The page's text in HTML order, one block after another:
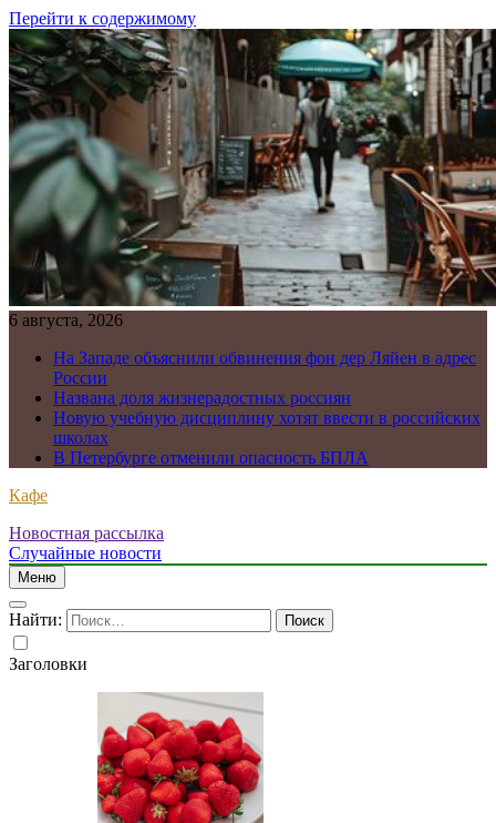
Перейти к содержимому
6 августа, 2026
На Западе объяснили обвинения фон дер Ляйен в адрес
России
Названа доля жизнерадостных россиян
Новую учебную дисциплину хотят ввести в российских
школах
В Петербурге отменили опасность БПЛА
Кафе
Новостная рассылка
Случайные новости
Меню
Найти:
Заголовки